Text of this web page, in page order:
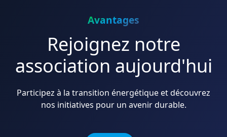
Avantages
Rejoignez notre
association aujourd'hui
Participez à la transition énergétique et découvrez
nos initiatives pour un avenir durable.